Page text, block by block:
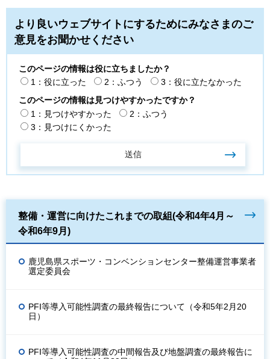
より良いウェブサイトにするためにみなさまのご
意見をお聞かせください
このページの情報は役に立ちましたか？
1：役に立った
2：ふつう
3：役に立たなかった
このページの情報は見つけやすかったですか？
1：見つけやすかった
2：ふつう
3：見つけにくかった
整備・運営に向けたこれまでの取組(令和4年4月～
令和6年9月)
鹿児島県スポーツ・コンベンションセンター整備運営事業者
選定委員会
PFI等導入可能性調査の最終報告について（令和5年2月20
日）
PFI等導入可能性調査の中間報告及び地盤調査の最終報告に